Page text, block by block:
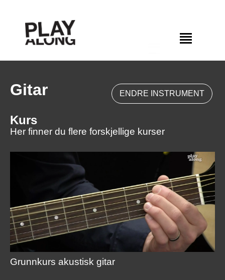
ENDRE INSTRUMENT
Gitar
Kurs
Her finner du flere forskjellige kurser
Grunnkurs akustisk gitar